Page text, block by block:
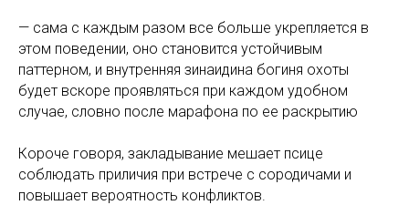
— сама с каждым разом все больше укрепляется в
этом поведении, оно становится устойчивым
паттерном, и внутренняя зинаидина богиня охоты
будет вскоре проявляться при каждом удобном
случае, словно после марафона по ее раскрытию
Короче говоря, закладывание мешает псице
соблюдать приличия при встрече с сородичами и
повышает вероятность конфликтов.